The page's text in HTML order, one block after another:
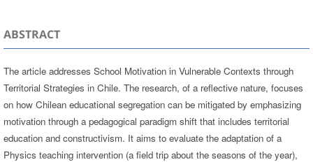
ABSTRACT
The article addresses School Motivation in Vulnerable Contexts through
Territorial Strategies in Chile. The research, of a reflective nature, focuses
on how Chilean educational segregation can be mitigated by emphasizing
motivation through a pedagogical paradigm shift that includes territorial
education and constructivism. It aims to evaluate the adaptation of a
Physics teaching intervention (a field trip about the seasons of the year),